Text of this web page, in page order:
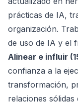
prácticas de IA,
organización.
de uso de IA y el
Alinear e influir
confianza a la
transformación,
relaciones